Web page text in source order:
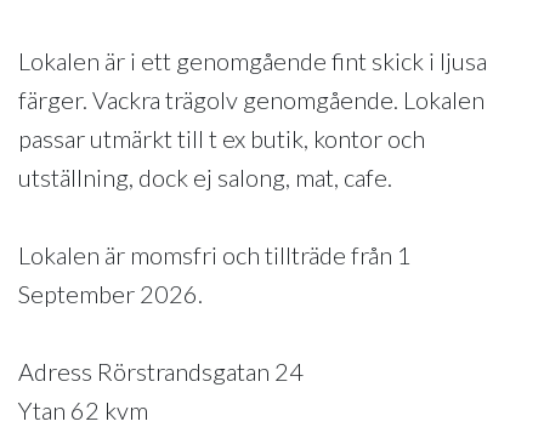
Lokalen är i ett genomgående fint skick i ljusa
färger. Vackra trägolv genomgående. Lokalen
passar utmärkt till t ex butik, kontor och
utställning, dock ej salong, mat, cafe.
Lokalen är momsfri och tillträde från 1
September 2026.
Adress Rörstrandsgatan 24
Ytan 62 kvm